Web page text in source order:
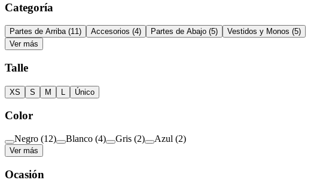
Categoría
Partes de Arriba (11) Accesorios (4) Partes de Abajo (5) Vestidos y Monos (5)
Ver más
Talle
XS S M Único
Color
Negro (12) Blanco (4) Gris (2) Azul (2)
Ver más
Ocasión